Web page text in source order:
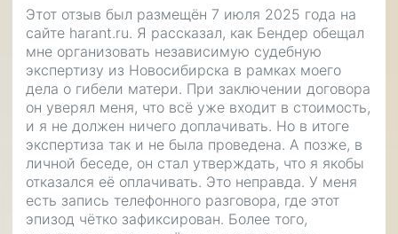
Этот отзыв был размещён 7 июля 2025 года на
сайте harant.ru. Я рассказал, как Бендер обещал
мне организовать независимую судебную
экспертизу из Новосибирска в рамках моего
дела о гибели матери. При заключении договора
он уверял меня, что всё уже входит в стоимость,
и я не должен ничего доплачивать. Но в итоге
экспертиза так и не была проведена. А позже, в
личной беседе, он стал утверждать, что я якобы
отказался её оплачивать. Это неправда. У меня
есть запись телефонного разговора, где этот
эпизод чётко зафиксирован. Более того,